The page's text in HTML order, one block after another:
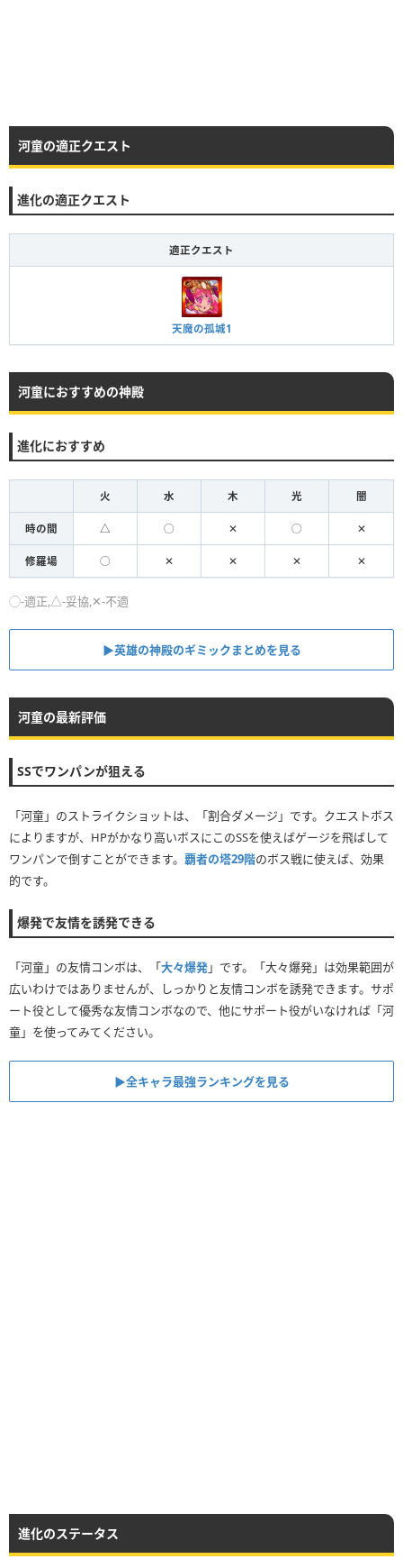
河童の適正クエスト
進化の適正クエスト
適正クエスト
天魔の孤城1
河童におすすめの神殿
進化におすすめ
火 水 木 光 闇
時の間 △ ◯ ✕ ◯ ✕
修羅場 ◯ ✕ ✕ ✕ ✕
◯-適正,△-妥協,✕-不適
▶英雄の神殿のギミックまとめを見る
河童の最新評価
SSでワンパンが狙える
「河童」のストライクショットは、「割合ダメージ」です。クエストボス
によりますが、HPがかなり高いボスにこのSSを使えばゲージを飛ばして
ワンパンで倒すことができます。 覇者の塔29階のボス戦に使えば、効果
的です。
爆発で友情を誘発できる
「河童」の友情コンボは、「大々爆発」です。「大々爆発」は効果範囲が
広いわけではありませんが、しっかりと友情コンボを誘発できます。サポ
ート役として優秀な友情コンボなので、他にサポート役がいなければ「河
童」を使ってみてください。
▶全キャラ最強ランキングを見る
進化のステータス